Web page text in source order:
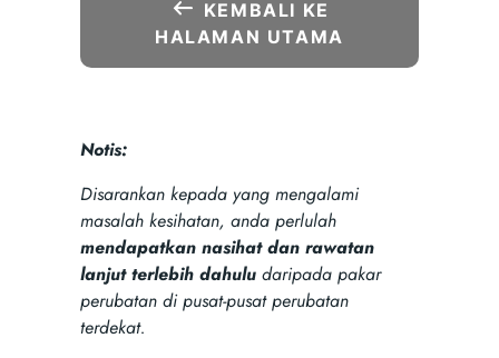
KEMBALI KE
HALAMAN UTAMA
Notis:
Disarankan kepada yang mengalami
masalah kesihatan, anda perlulah
mendapatkan nasihat dan rawatan
lanjut terlebih dahuludaripada pakar
perubatan di pusat-pusat perubatan
terdekat.